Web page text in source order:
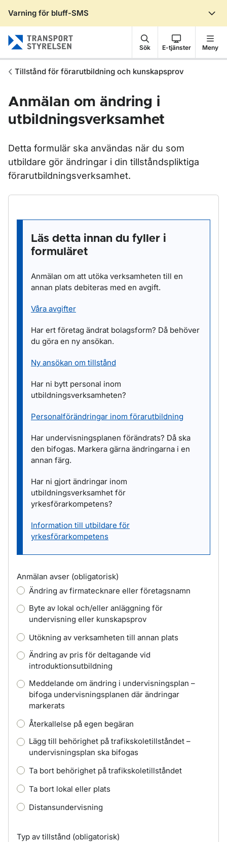
Varning för bluff-SMS
Sök E-tjänster Meny
Tillstånd för förarutbildning och kunskapsprov
Anmälan om ändring i
utbildningsverksamhet
Detta formulär ska användas när du som
utbildare gör ändringar i din tillståndspliktiga
förarutbildningsverksamhet.
Läs detta innan du fyller i
formuläret
Anmälan om att utöka verksamheten till en
annan plats debiteras med en avgift.
Våra avgifter
Har ert företag ändrat bolagsform? Då behöver
du göra en ny ansökan.
Ny ansökan om tillstånd
Har ni bytt personal inom
utbildningsverksamheten?
Personalförändringar inom förarutbildning
Har undervisningsplanen förändrats? Då ska
den bifogas. Markera gärna ändringarna i en
annan färg.
Har ni gjort ändringar inom
utbildningsverksamhet för
yrkesförarkompetens?
Information till utbildare för
yrkesförarkompetens
Anmälan avser (obligatorisk)
Ändring av firmatecknare eller företagsnamn
Byte av lokal och/eller anläggning för
undervisning eller kunskapsprov
Utökning av verksamheten till annan plats
Ändring av pris för deltagande vid
introduktionsutbildning
Meddelande om ändring i undervisningsplan –
bifoga undervisningsplanen där ändringar
markerats
Återkallelse på egen begäran
Lägg till behörighet på trafikskoletillståndet –
undervisningsplan ska bifogas
Ta bort behörighet på trafikskoletillståndet
Ta bort lokal eller plats
Distansundervisning
Typ av tillstånd (obligatorisk)